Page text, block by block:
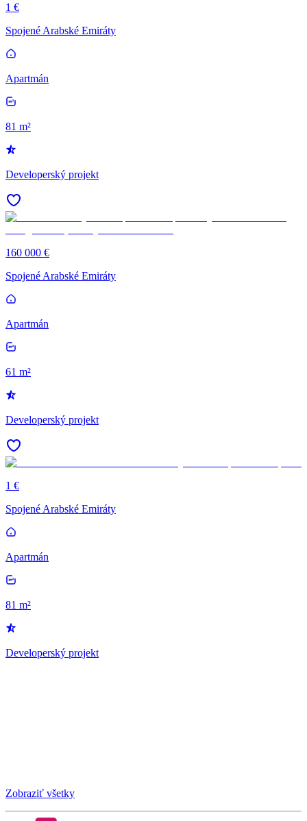
1 €
Spojené Arabské Emiráty
Apartmán
81 m²
Developerský projekt
160 000 €
Spojené Arabské Emiráty
Apartmán
61 m²
Developerský projekt
1 €
Spojené Arabské Emiráty
Apartmán
81 m²
Developerský projekt
Zobraziť všetky